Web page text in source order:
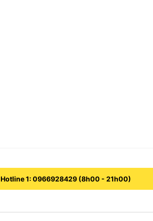
Hotline 1: 0966928429 (8h00 - 21h00)